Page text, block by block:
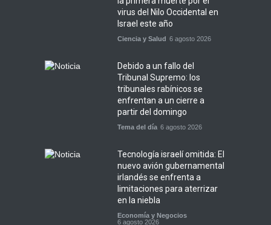
virus del Nilo Occidental en
Israel este año
Ciencia y Salud 6 agosto 2026
Debido a un fallo del
Tribunal Supremo: los
tribunales rabínicos se
enfrentan a un cierre a
partir del domingo
Tema del día 6 agosto 2026
Tecnología israelí omitida: El
nuevo avión gubernamental
irlandés se enfrenta a
limitaciones para aterrizar
en la niebla
Economía y Negocios
6 agosto 2026